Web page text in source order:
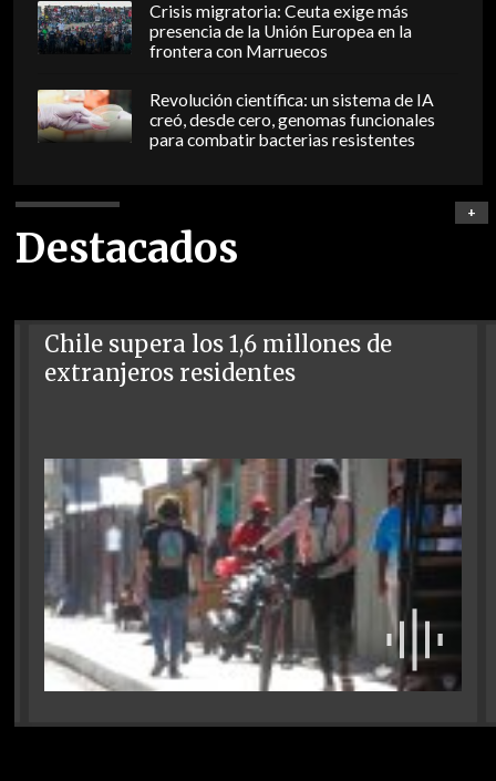
Crisis migratoria: Ceuta exige más
presencia de la Unión Europea en la
frontera con Marruecos
Revolución científica: un sistema de IA
creó, desde cero, genomas funcionales
para combatir bacterias resistentes
Destacados
+
Chile supera los 1,6 millones de
extranjeros residentes